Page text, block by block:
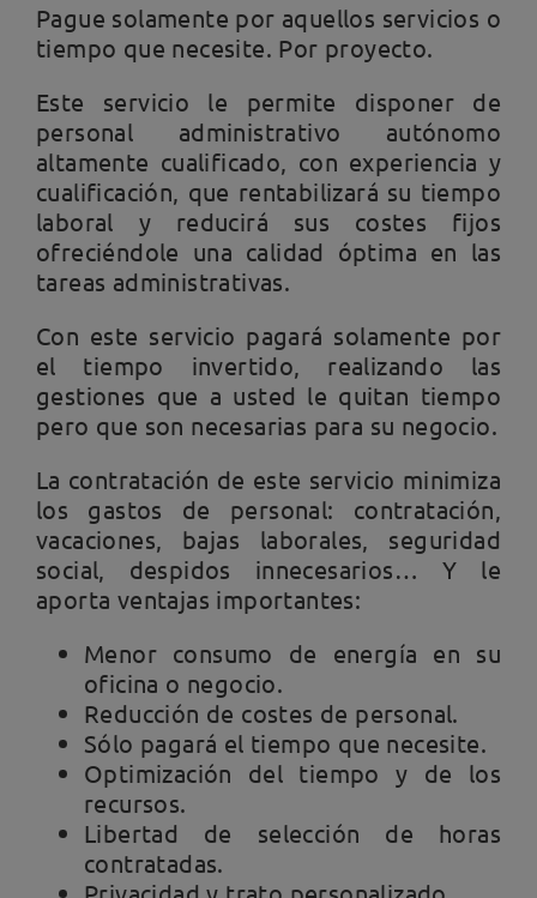
Pague solamente por aquellos servicios o
tiempo que necesite. Por proyecto.
Este servicio le permite disponer de
personal administrativo autónomo
altamente cualificado, con experiencia y
cualificación, que rentabilizará su tiempo
laboral y reducirá sus costes fijos
ofreciéndole una calidad óptima en las
tareas administrativas.
Con este servicio pagará solamente por
el tiempo invertido, realizando las
gestiones que a usted le quitan tiempo
pero que son necesarias para su negocio.
La contratación de este servicio minimiza
los gastos de personal: contratación,
vacaciones, bajas laborales, seguridad
social, despidos innecesarios… Y le
aporta ventajas importantes:
Menor consumo de energía en su
oficina o negocio.
Reducción de costes de personal.
Sólo pagará el tiempo que necesite.
Optimización del tiempo y de los
recursos.
Libertad de selección de horas
contratadas.